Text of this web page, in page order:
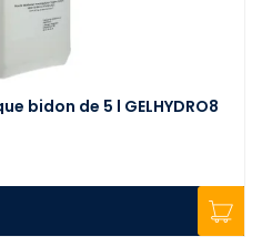
bidon de 5 l GELHYDRO8